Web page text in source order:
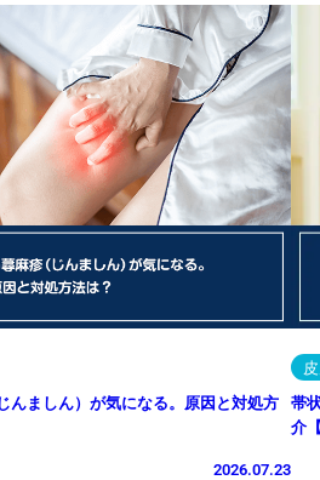
んましん）が気になる。原因と対処方
2026.07.23
帯
介